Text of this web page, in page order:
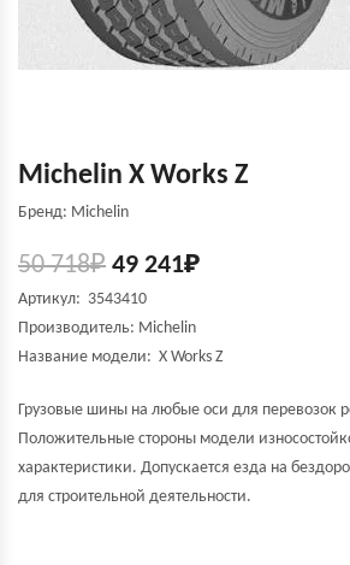
Michelin X Works Z
Бренд: Michelin
50 718₽ 49 241₽
Артикул: 3543410
Производитель: Michelin
Название модели: X Works Z
Грузовые шины на любые оси для перевозок
Положительные стороны модели
характеристики. Допускается езда на
для строительной деятельности.